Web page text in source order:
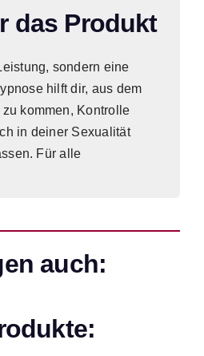
das Produkt
sondern eine
hilft dir, aus dem
kommen, Kontrolle
in deiner Sexualität
Für alle
auch: